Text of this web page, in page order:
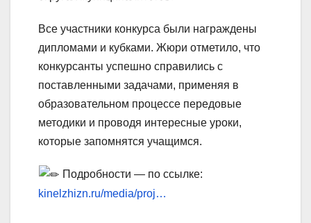
Все участники конкурса были награждены
дипломами и кубками. Жюри отметило, что
конкурсанты успешно справились с
поставленными задачами, применяя в
образовательном процессе передовые
методики и проводя интересные уроки,
которые запомнятся учащимся.
Подробности — по ссылке:
kinelzhizn.ru/media/proj…